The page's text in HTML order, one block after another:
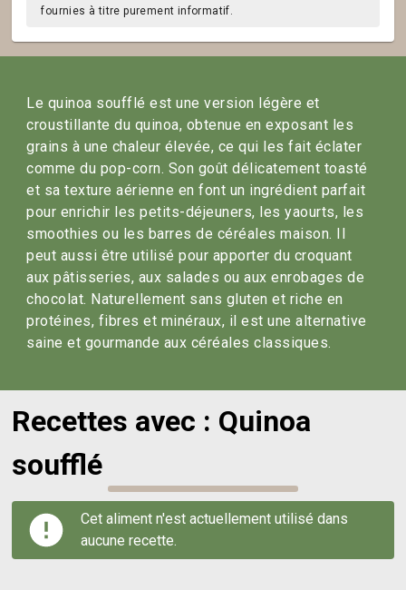
fournies à titre purement informatif.
Le quinoa soufflé est une version légère et
croustillante du quinoa, obtenue en exposant les
grains à une chaleur élevée, ce qui les fait éclater
comme du pop-corn. Son goût délicatement toasté
et sa texture aérienne en font un ingrédient parfait
pour enrichir les petits-déjeuners, les yaourts, les
smoothies ou les barres de céréales maison. Il
peut aussi être utilisé pour apporter du croquant
aux pâtisseries, aux salades ou aux enrobages de
chocolat. Naturellement sans gluten et riche en
protéines, fibres et minéraux, il est une alternative
saine et gourmande aux céréales classiques.
Recettes avec : Quinoa
soufflé
Cet aliment n'est actuellement utilisé dans
aucune recette.